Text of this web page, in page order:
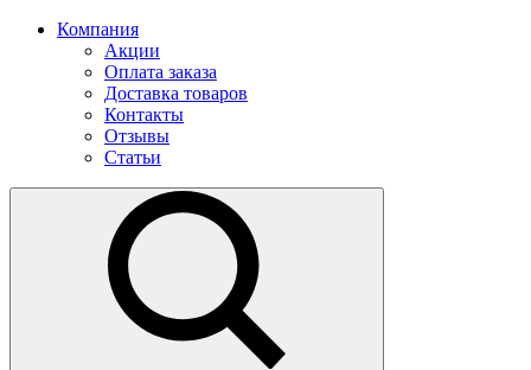
Компания
Акции
Оплата заказа
Доставка товаров
Контакты
Отзывы
Статьи